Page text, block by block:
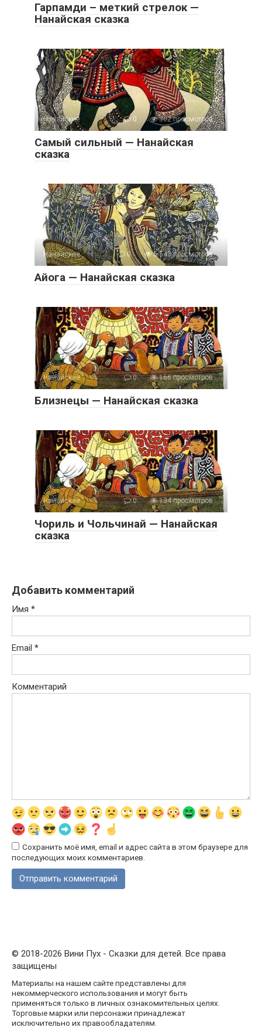
Гарпамди – меткий стрелок —
Нанайская сказка
Нанайские 0 302 просмотров
Самый сильный — Нанайская
сказка
Нанайские 0 5 543 просмотров
Айога — Нанайская сказка
Нанайские 0 166 просмотров
Близнецы — Нанайская сказка
Нанайские 0 134 просмотров
Чориль и Чольчинай — Нанайская
сказка
Добавить комментарий
Имя *
Email *
Комментарий
Сохранить моё имя, email и адрес сайта в этом браузере для
последующих моих комментариев.
© 2018-2026 Вини Пух - Сказки для детей. Все права
защищены
Материалы на нашем сайте представлены для
некоммерческого использования и могут быть
применяться только в личных ознакомительных целях.
Торговые марки или персонажи принадлежат
исключительно их правообладателям.